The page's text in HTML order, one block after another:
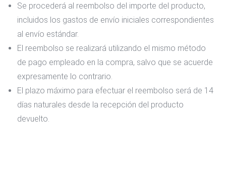
Se procederá al reembolso del importe del producto,
incluidos los gastos de envío iniciales correspondientes
al envío estándar.
El reembolso se realizará utilizando el mismo método
de pago empleado en la compra, salvo que se acuerde
expresamente lo contrario.
El plazo máximo para efectuar el reembolso será de 14
días naturales desde la recepción del producto
devuelto.